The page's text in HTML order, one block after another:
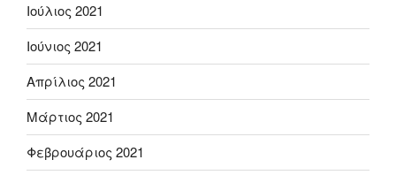
Ιούλιος 2021
Ιούνιος 2021
Απρίλιος 2021
Μάρτιος 2021
Φεβρουάριος 2021